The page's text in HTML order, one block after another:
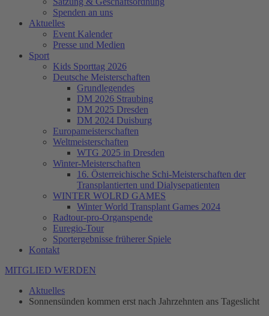
Spenden an uns
Aktuelles
Event Kalender
Presse und Medien
Sport
Kids Sporttag 2026
Deutsche Meisterschaften
Grundlegendes
DM 2026 Straubing
DM 2025 Dresden
DM 2024 Duisburg
Europameisterschaften
Weltmeisterschaften
WTG 2025 in Dresden
Winter-Meisterschaften
16. Österreichische Schi-Meisterschaften der
Transplantierten und Dialysepatienten
WINTER WOLRD GAMES
Winter World Transplant Games 2024
Radtour-pro-Organspende
Euregio-Tour
Sportergebnisse früherer Spiele
Kontakt
MITGLIED WERDEN
Aktuelles
Sonnensünden kommen erst nach Jahrzehnten ans Tageslicht